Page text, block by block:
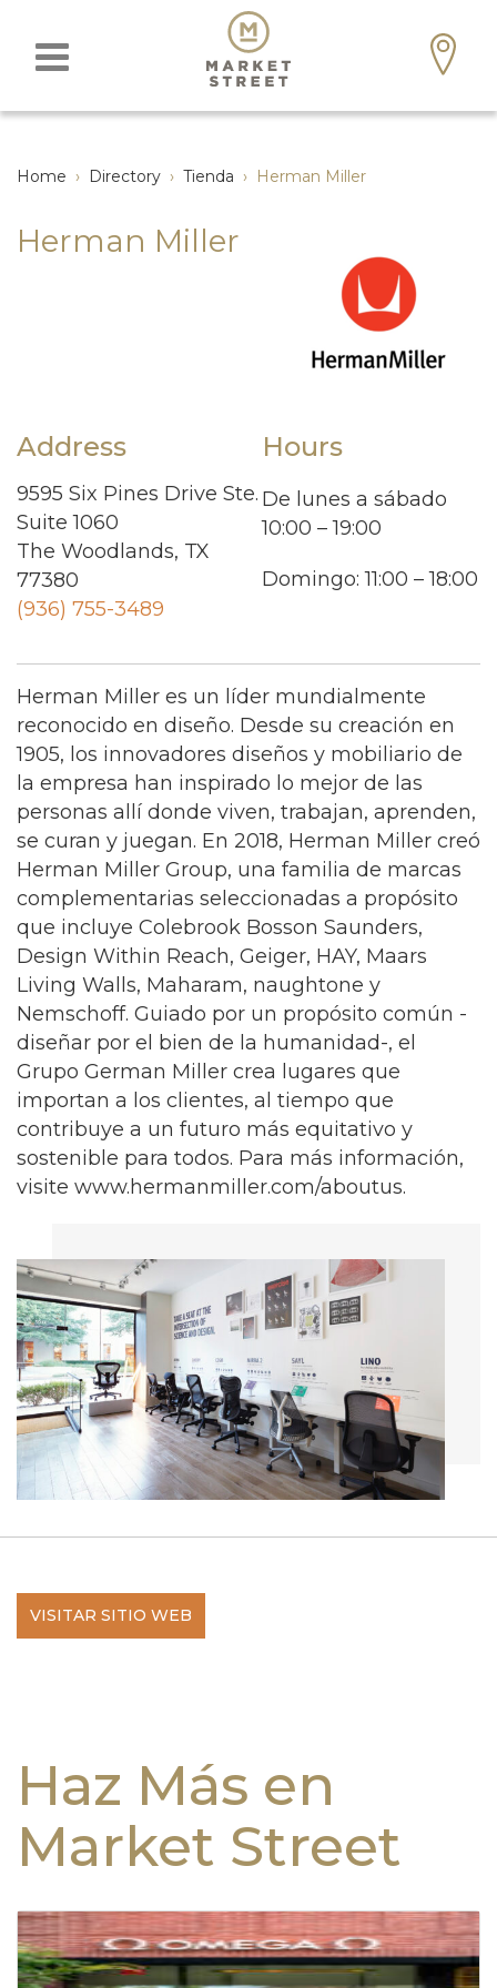
Home › Directory › Tienda › Herman Miller
Herman Miller
Address
9595 Six Pines Drive Ste.
Suite 1060
The Woodlands, TX
77380
(936) 755-3489
Hours
De lunes a sábado
10:00 – 19:00
Domingo: 11:00 – 18:00
Herman Miller es un líder mundialmente
reconocido en diseño. Desde su creación en
1905, los innovadores diseños y mobiliario de
la empresa han inspirado lo mejor de las
personas allí donde viven, trabajan, aprenden,
se curan y juegan. En 2018, Herman Miller creó
Herman Miller Group, una familia de marcas
complementarias seleccionadas a propósito
que incluye Colebrook Bosson Saunders,
Design Within Reach, Geiger, HAY, Maars
Living Walls, Maharam, naughtone y
Nemschoff. Guiado por un propósito común -
diseñar por el bien de la humanidad-, el
Grupo German Miller crea lugares que
importan a los clientes, al tiempo que
contribuye a un futuro más equitativo y
sostenible para todos. Para más información,
visite www.hermanmiller.com/aboutus.
VISITAR SITIO WEB
Haz Más en
Market Street